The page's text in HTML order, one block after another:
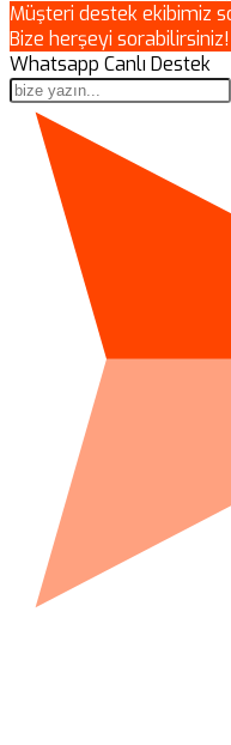
Müşteri destek ekibimiz
Bize herşeyi sorabilirsiniz!
Whatsapp Canlı Destek